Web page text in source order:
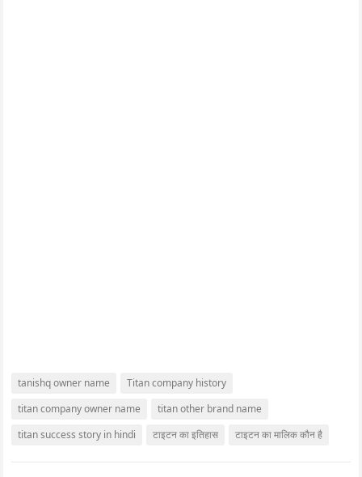
tanishq owner name
Titan company history
titan company owner name
titan other brand name
titan success story in hindi
टाइटन का इतिहास टाइटन का मालिक कौन है